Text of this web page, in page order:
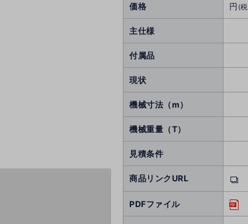
価格 円 (
主仕様
付属品
現状
機械寸法（m）
機械重量（T）
見積条件
商品リンクURL
PDFファイル